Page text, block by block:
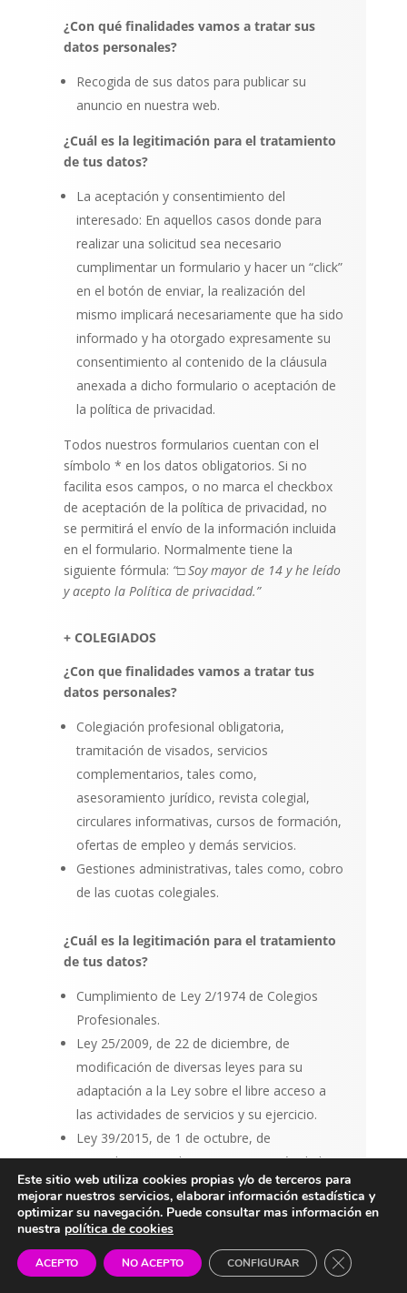
¿Con qué finalidades vamos a tratar sus
datos personales?
Recogida de sus datos para publicar su
anuncio en nuestra web.
¿Cuál es la legitimación para el tratamiento
de tus datos?
La aceptación y consentimiento del
interesado: En aquellos casos donde para
realizar una solicitud sea necesario
cumplimentar un formulario y hacer un “click”
en el botón de enviar, la realización del
mismo implicará necesariamente que ha sido
informado y ha otorgado expresamente su
consentimiento al contenido de la cláusula
anexada a dicho formulario o aceptación de
la política de privacidad.
Todos nuestros formularios cuentan con el
símbolo * en los datos obligatorios. Si no
facilita esos campos, o no marca el checkbox
de aceptación de la política de privacidad, no
se permitirá el envío de la información incluida
en el formulario. Normalmente tiene la
siguiente fórmula: “□ Soy mayor de 14 y he leído
y acepto la Política de privacidad.”
+ COLEGIADOS
¿Con que finalidades vamos a tratar tus
datos personales?
Colegiación profesional obligatoria,
tramitación de visados, servicios
complementarios, tales como,
asesoramiento jurídico, revista colegial,
circulares informativas, cursos de formación,
ofertas de empleo y demás servicios.
Gestiones administrativas, tales como, cobro
de las cuotas colegiales.
¿Cuál es la legitimación para el tratamiento
de tus datos?
Cumplimiento de Ley 2/1974 de Colegios
Profesionales.
Ley 25/2009, de 22 de diciembre, de
modificación de diversas leyes para su
adaptación a la Ley sobre el libre acceso a
las actividades de servicios y su ejercicio.
Ley 39/2015, de 1 de octubre, de
Procedimiento Administrativo Común de las
administraciones públicas
Consentimiento del Colegiado para
tratamientos adicionales.
¿A qué destinatarios se comunicarán tus
Este sitio web utiliza cookies propias y/o de terceros para
mejorar nuestros servicios, elaborar información estadística y
optimizar su navegación. Puede consultar mas información en
nuestra política de cookies
ACEPTO NO ACEPTO CONFIGURAR Cerrar el